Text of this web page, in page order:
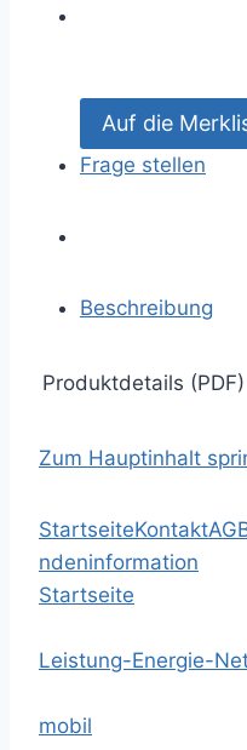
Frage stellen
Beschreibung
Produktdetails (PDF)
Zum Hauptinhalt
StartseiteKontakt
ndeninformation
Startseite
Leistung-Energie-
mobil